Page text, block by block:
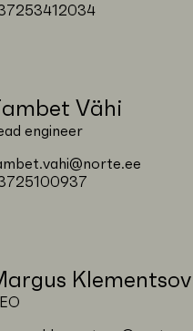
Vähi
engineer
Klementsov
5,
Estonia